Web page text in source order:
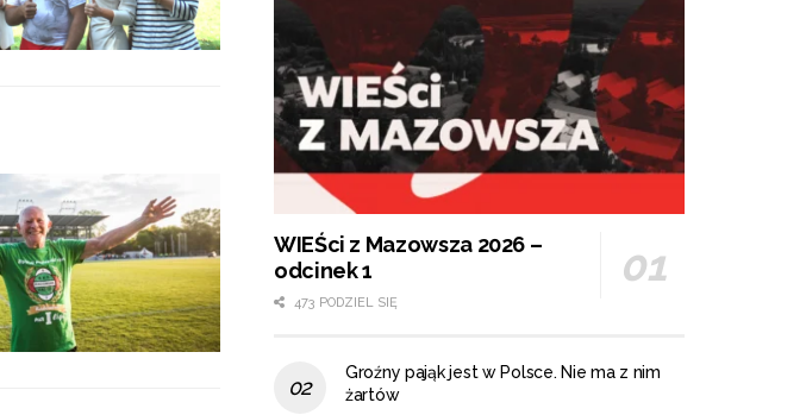
WIEŚci z Mazowsza 2026 –
odcinek 1
473 PODZIEL SIĘ
Groźny pająk jest w Polsce. Nie ma z nim
żartów